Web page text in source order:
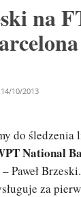
na
14/10/2013
do śledzenia
National
Paweł
za